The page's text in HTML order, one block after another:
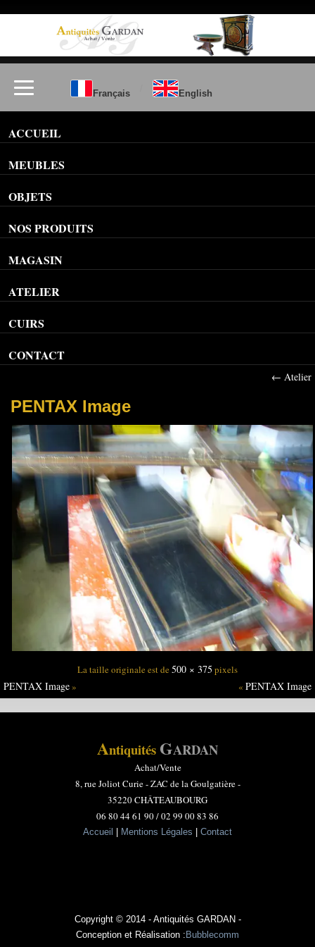
Français English
ACCUEIL
MEUBLES
OBJETS
NOS PRODUITS
MAGASIN
ATELIER
CUIRS
CONTACT
← Atelier
PENTAX Image
La taille originale est de 500 × 375 pixels
PENTAX Image» « PENTAX Image
Antiquités GARDAN
Achat/Vente
8, rue Joliot Curie -ZAC de la Goulgatière -
35220 CHÂTEAUBOURG
06 80 44 61 90 / 02 99 00 83 86
Accueil Mentions Légales Contact
Copyright © 2014 - Antiquités GARDAN -
Conception et Réalisation : Bubblecomm